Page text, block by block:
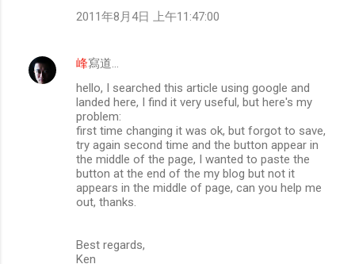
2011年8月4日 上午11:47:00
峰寫道…
hello, I searched this article using google and
landed here, I find it very useful, but here's my
problem:
first time changing it was ok, but forgot to save,
try again second time and the button appear in
the middle of the page, I wanted to paste the
button at the end of the my blog but not it
appears in the middle of page, can you help me
out, thanks.
Best regards,
Ken